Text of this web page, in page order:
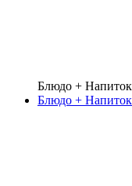
Блюдо + Напиток
Блюдо + Напиток